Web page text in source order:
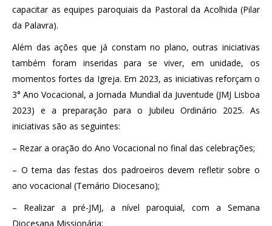
capacitar as equipes paroquiais da Pastoral da Acolhida (Pilar
da Palavra).
Além das ações que já constam no plano, outras iniciativas
também foram inseridas para se viver, em unidade, os
momentos fortes da Igreja. Em 2023, as iniciativas reforçam o
3° Ano Vocacional, a Jornada Mundial da Juventude (JMJ Lisboa
2023) e a preparação para o Jubileu Ordinário 2025. As
iniciativas são as seguintes:
– Rezar a oração do Ano Vocacional no final das celebrações;
– O tema das festas dos padroeiros devem refletir sobre o
ano vocacional (Temário Diocesano);
– Realizar a pré-JMJ, a nível paroquial, com a Semana
Diocesana Missionária;